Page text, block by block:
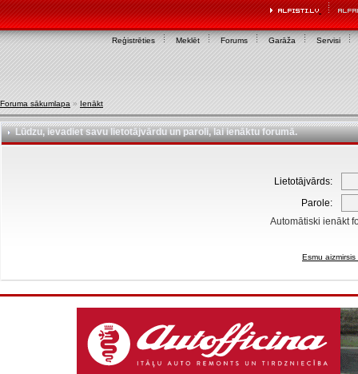
Reģistrēties Meklēt Forums Garāža Servisi
Foruma sākumlapa » Ienākt
Lūdzu, ievadiet savu lietotājvārdu un paroli, lai ienāktu forumā.
Lietotājvārds:
Parole:
Automātiski ienākt
Esmu